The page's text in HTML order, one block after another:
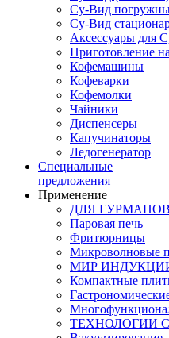
Су-Вид
Су-Вид
Аксессуары для
Приготовление
Кофемашины
Кофеварки
Кофемолки
Чайники
Диспенсеры
Капучинаторы
Ледогенератор
Специальные
предложения
Применение
ДЛЯ
Паровая печь
Фритюрницы
Микроволновые
МИР
Компактные
ТЕХНОЛОГИИ